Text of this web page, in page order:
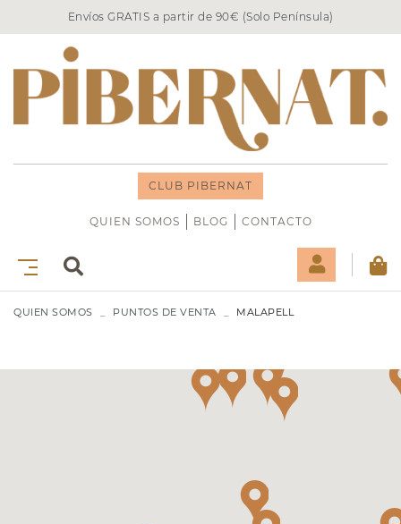
Envíos GRATIS a partir de 90€ (Solo Península)
CLUB PIBERNAT
QUIEN SOMOS BLOG CONTACTO
QUIEN SOMOS PUNTOS DE VENTA MALAPELL